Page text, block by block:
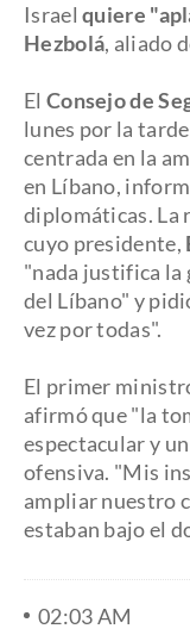
Israelquiere
Hezbolá, aliado
El Consejo de
lunes por la tarde
centrada en la
en Líbano,
diplomáticas. La
cuyo presidente,
"nada justifica la
del Líbano" y
vez por todas".
El primer
afirmó que "la
espectacular y
ofensiva. "Mis
ampliar nuestro
estaban bajo el
02:03 AM